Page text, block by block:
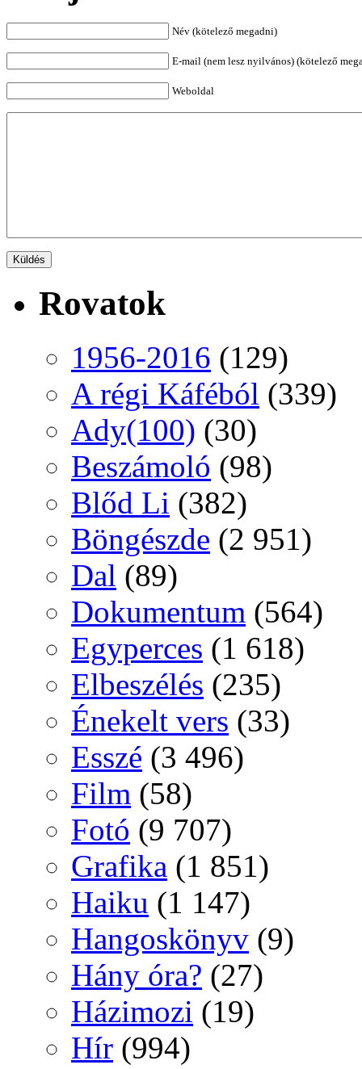
Név (kötelező megadni)
E-mail (nem lesz nyilvános) (kötelező
Weboldal
Rovatok
1956-2016 (129)
A régi Káféból (339)
Ady(100) (30)
Beszámoló (98)
Blőd Li (382)
Böngészde (2 951)
Dal (89)
Dokumentum (564)
Egyperces (1 618)
Elbeszélés (235)
Énekelt vers (33)
Esszé (3 496)
Film (58)
Fotó (9 707)
Grafika (1 851)
Haiku (1 147)
Hangoskönyv (9)
Hány óra? (27)
Házimozi (19)
Hír (994)